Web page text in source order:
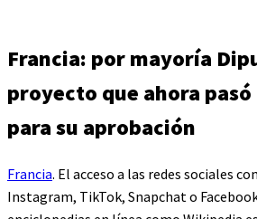
Francia: por mayoría
proyecto que ahora pasó
para su aprobación
Francia. El acceso a las redes sociales
Instagram, TikTok, Snapchat o